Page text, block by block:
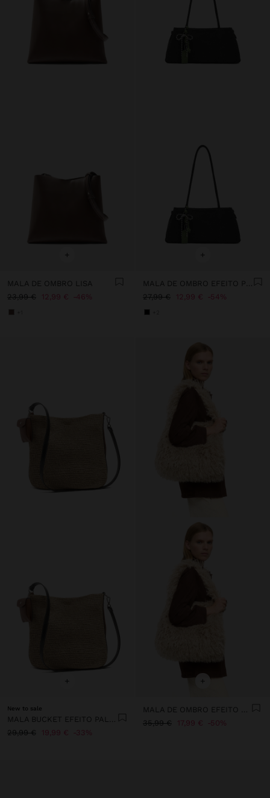
+
MALA DE OMBRO LISA
23,99 €
12,99 € 46%
+
27,99 €
12,99 € 54%
+
New to sale
MALA BUCKET EFEITO PALHA COM PENDURO L
29,99 €
19,99 € 33%
+
MALA DE OMBRO EFEITO PELO
35,99 €
17,99 € 50%